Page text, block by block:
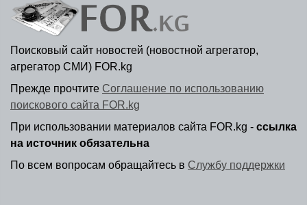
Поисковый сайт новостей (новостной агрегатор,
агрегатор СМИ) FOR.kg
Прежде прочтите Соглашение по использованию
поискового сайта FOR.kg
При использовании материалов сайта FOR.kg - ссылка
на источник обязательна
По всем вопросам обращайтесь в Службу поддержки